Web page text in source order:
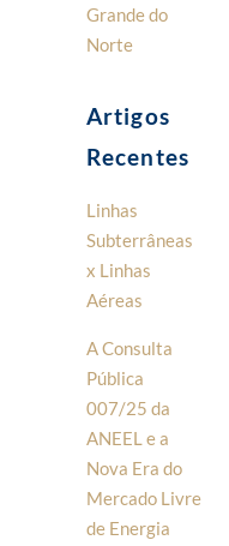
Grande do
Norte
Artigos
Recentes
Linhas
Subterrâneas
x Linhas
Aéreas
A Consulta
Pública
007/25 da
ANEEL e a
Nova Era do
Mercado Livre
de Energia